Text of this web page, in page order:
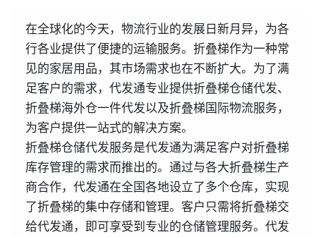
在全球化的今天，物流行业的发展日新月异，为各
行各业提供了便捷的运输服务。折叠梯作为一种常
见的家居用品，其市场需求也在不断扩大。为了满
足客户的需求，代发通专业提供折叠梯仓储代发、
折叠梯海外仓一件代发以及折叠梯国际物流服务，
为客户提供一站式的解决方案。
折叠梯仓储代发服务是代发通为满足客户对折叠梯
库存管理的需求而推出的。通过与各大折叠梯生产
商合作，代发通在全国各地设立了多个仓库，实现
了折叠梯的集中存储和管理。客户只需将折叠梯交
给代发通，即可享受到专业的仓储管理服务。代发